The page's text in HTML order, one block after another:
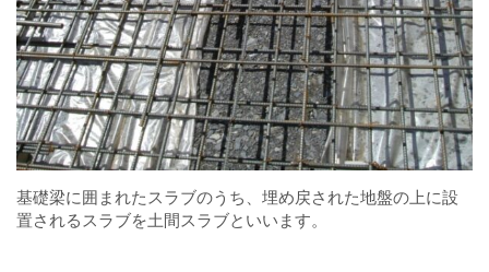
基礎梁に囲まれたスラブのうち、埋め戻された地盤の上に設
置されるスラブを土間スラブといいます。